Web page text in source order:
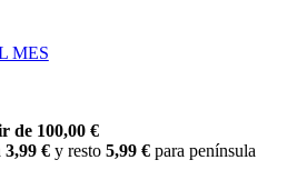
MES
de 100,00 €
3,99 €y resto 5,99 €para península